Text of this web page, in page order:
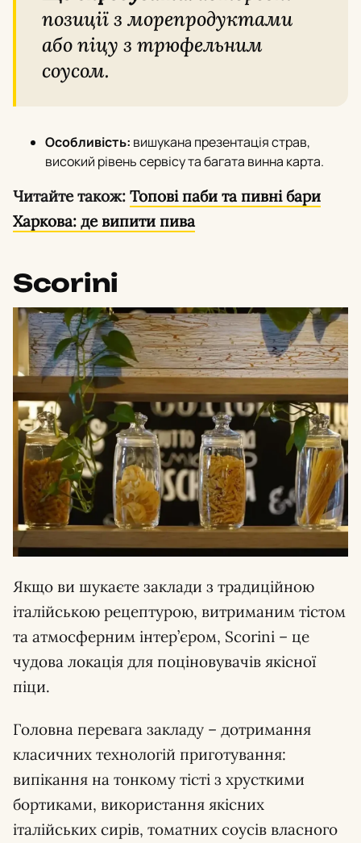
позиції з морепродуктами
або піцу з трюфельним
соусом.
Особливість: вишукана презентація страв,
високий рівень сервісу та багата винна карта.
Читайте також: Топові паби та пивні бари
Харкова: де випити пива
Scorini
Якщо ви шукаєте заклади з традиційною
італійською рецептурою, витриманим тістом
та атмосферним інтер’єром, Scorini – це
чудова локація для поціновувачів якісної
піци.
Головна перевага закладу – дотримання
класичних технологій приготування:
випікання на тонкому тісті з хрусткими
бортиками, використання якісних
італійських сирів, томатних соусів власного